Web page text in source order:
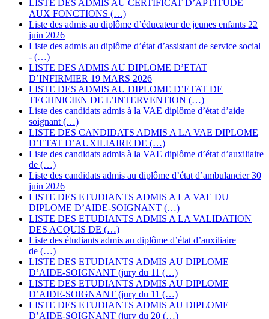
LISTE DES ADMIS AU CERTIFICAT D’APTITUDE
AUX FONCTIONS (…)
Liste des admis au diplôme d’éducateur de jeunes enfants 22
juin 2026
Liste des admis au diplôme d’état d’assistant de service social
- (…)
LISTE DES ADMIS AU DIPLOME D’ETAT
D’INFIRMIER 19 MARS 2026
LISTE DES ADMIS AU DIPLOME D’ETAT DE
TECHNICIEN DE L’INTERVENTION (…)
Liste des candidats admis à la VAE diplôme d’état d’aide
soignant (…)
LISTE DES CANDIDATS ADMIS A LA VAE DIPLOME
D’ETAT D’AUXILIAIRE DE (…)
Liste des candidats admis à la VAE diplôme d’état d’auxiliaire
de (…)
Liste des candidats admis au diplôme d’état d’ambulancier 30
juin 2026
LISTE DES ETUDIANTS ADMIS A LA VAE DU
DIPLOME D’AIDE-SOIGNANT (…)
LISTE DES ETUDIANTS ADMIS A LA VALIDATION
DES ACQUIS DE (…)
Liste des étudiants admis au diplôme d’état d’auxiliaire
de (…)
LISTE DES ETUDIANTS ADMIS AU DIPLOME
D’AIDE-SOIGNANT (jury du 11 (…)
LISTE DES ETUDIANTS ADMIS AU DIPLOME
D’AIDE-SOIGNANT (jury du 11 (…)
LISTE DES ETUDIANTS ADMIS AU DIPLOME
D’AIDE-SOIGNANT (jury du 20 (…)